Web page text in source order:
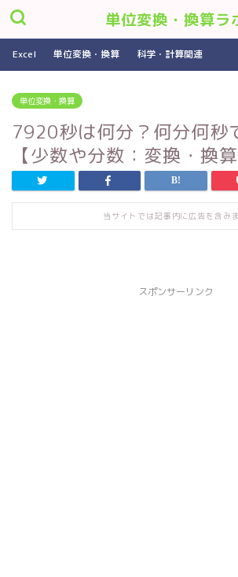
単位変換・換算ラ
Excel 単位変換・換算 科学・計算関連
単位変換・換算
7920秒は何分？何分何秒
【少数や分数：変換・換算
当サイトでは記事内に広告を含み
スポンサーリンク